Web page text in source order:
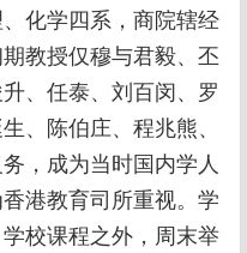
化学四系，商院辖经
教授仅穆与君毅、丕
、任泰、刘百闵、罗
、陈伯庄、程兆熊、
，成为当时国内学人
港教育司所重视。学
校课程之外，周末举